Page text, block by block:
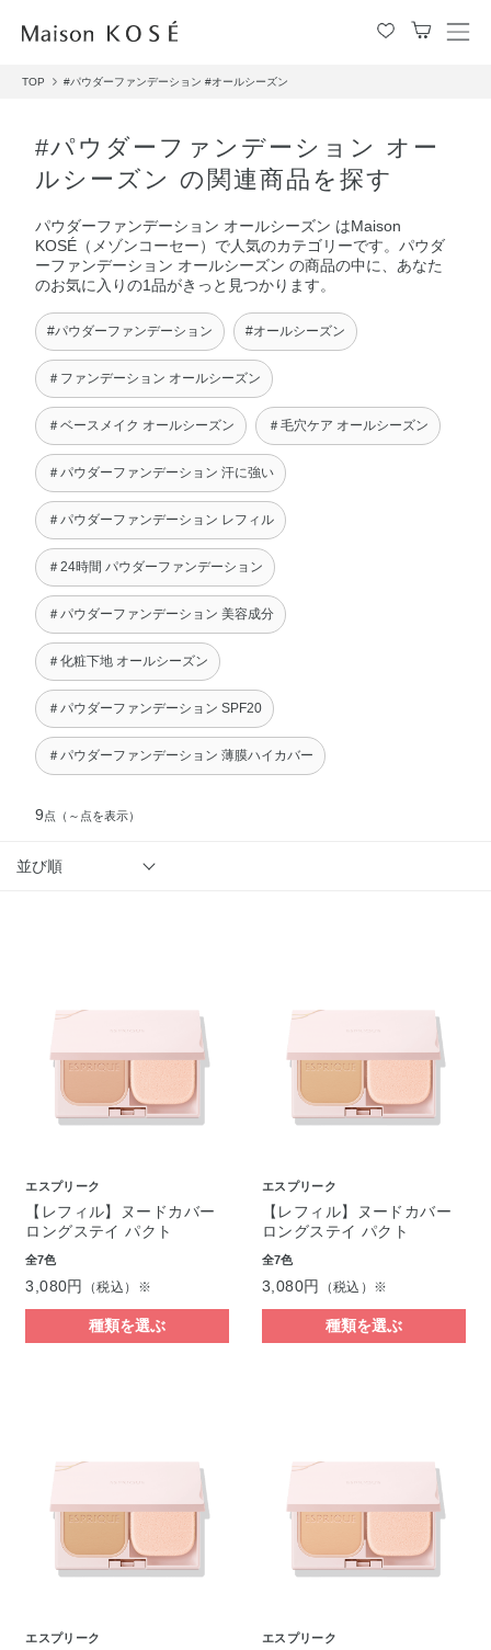
メ
TOP #パウダーファンデーション #オールシーズン
#パウダーファンデーション オー
ルシーズン の関連商品を探す
パウダーファンデーション オールシーズン はMaison
KOSÉ（メゾンコーセー）で人気のカテゴリーです。パウダ
ーファンデーション オールシーズン の商品の中に、あなた
のお気に入りの1品がきっと見つかります。
#パウダーファンデーション #オールシーズン
＃ファンデーション オールシーズン
＃ベースメイク オールシーズン ＃毛穴ケア オールシーズン
＃パウダーファンデーション 汗に強い
＃パウダーファンデーション レフィル
＃24時間 パウダーファンデーション
＃パウダーファンデーション 美容成分
＃化粧下地 オールシーズン
＃パウダーファンデーション SPF20
＃パウダーファンデーション 薄膜ハイカバー
9点 （～点を表示）
並び順
エスプリーク
【レフィル】ヌードカバー
ロングステイ パクト
全7色
3,080円 （税込）※
種類を選ぶ
エスプリーク
【レフィル】ヌードカバー
ロングステイ パクト
全7色
3,080円 （税込）※
種類を選ぶ
エスプリーク エスプリーク